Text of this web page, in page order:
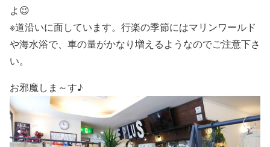
よ😉
※道沿いに面しています。行楽の季節にはマリンワールド
や海水浴で、車の量がかなり増えるようなのでご注意下さ
い。
お邪魔しま～す♪